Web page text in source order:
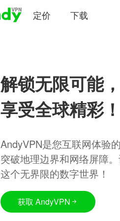
定价 下载
解锁无限可能，
享受全球精彩！
AndyVPN是您互联网体验
突破地理边界和网络屏障
这个无界限的数字世界！
获取 AndyVPN